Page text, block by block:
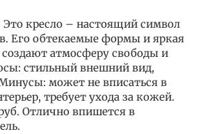
Это кресло – настоящий символ
Его обтекаемые формы и яркая
атмосферу свободы и
стильный внешний вид,
может не вписаться в
требует ухода за кожей.
Отлично впишется в